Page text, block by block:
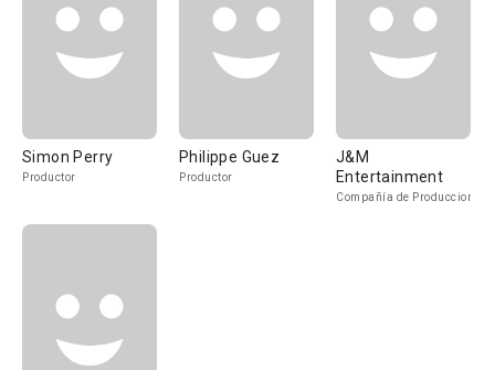
Simon Perry
Productor
Philippe Guez
Productor
J&M
Entertainment
Compañía de Produccion